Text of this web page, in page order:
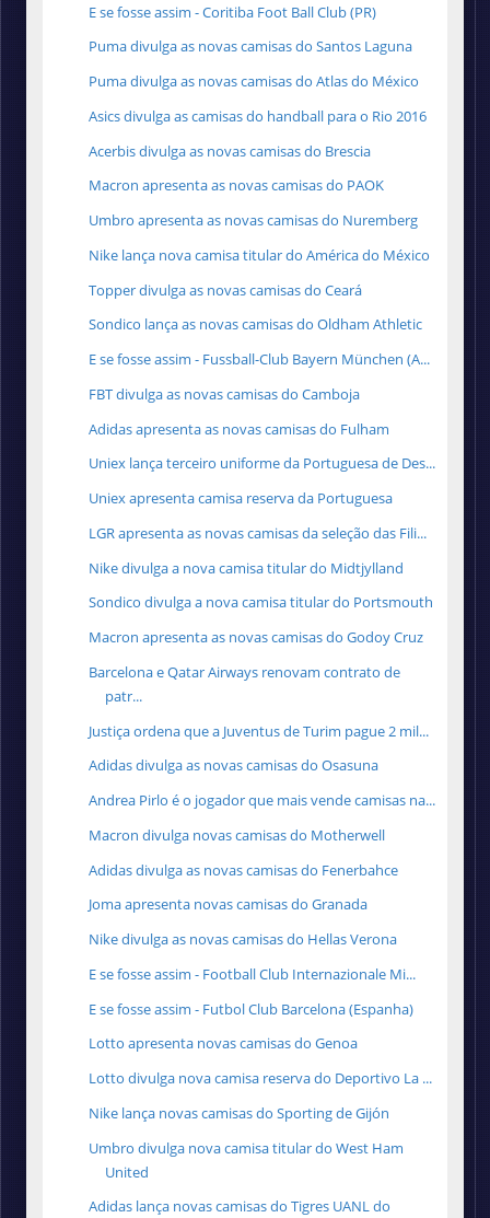
E se fosse assim - Coritiba Foot Ball Club (PR)
Puma divulga as novas camisas do Santos Laguna
Puma divulga as novas camisas do Atlas do México
Asics divulga as camisas do handball para o Rio 2016
Acerbis divulga as novas camisas do Brescia
Macron apresenta as novas camisas do PAOK
Umbro apresenta as novas camisas do Nuremberg
Nike lança nova camisa titular do América do México
Topper divulga as novas camisas do Ceará
Sondico lança as novas camisas do Oldham Athletic
E se fosse assim - Fussball-Club Bayern München (A...
FBT divulga as novas camisas do Camboja
Adidas apresenta as novas camisas do Fulham
Uniex lança terceiro uniforme da Portuguesa de Des...
Uniex apresenta camisa reserva da Portuguesa
LGR apresenta as novas camisas da seleção das Fili...
Nike divulga a nova camisa titular do Midtjylland
Sondico divulga a nova camisa titular do Portsmouth
Macron apresenta as novas camisas do Godoy Cruz
Barcelona e Qatar Airways renovam contrato de
patr...
Justiça ordena que a Juventus de Turim pague 2 mil...
Adidas divulga as novas camisas do Osasuna
Andrea Pirlo é o jogador que mais vende camisas na...
Macron divulga novas camisas do Motherwell
Adidas divulga as novas camisas do Fenerbahce
Joma apresenta novas camisas do Granada
Nike divulga as novas camisas do Hellas Verona
E se fosse assim - Football Club Internazionale Mi...
E se fosse assim - Futbol Club Barcelona (Espanha)
Lotto apresenta novas camisas do Genoa
Lotto divulga nova camisa reserva do Deportivo La ...
Nike lança novas camisas do Sporting de Gijón
Umbro divulga nova camisa titular do West Ham
United
Adidas lança novas camisas do Tigres UANL do